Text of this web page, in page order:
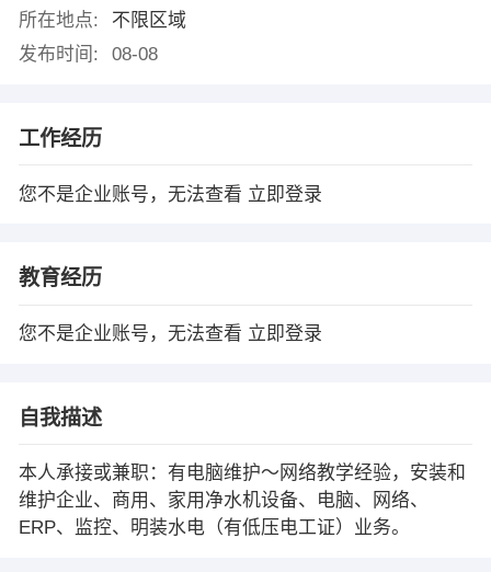
所在地点:
不限区域
发布时间:
08-08
工作经历
您不是企业账号，无法查看 立即登录
教育经历
您不是企业账号，无法查看 立即登录
自我描述
本人承接或兼职：有电脑维护～网络教学经验，安装和
维护企业、商用、家用净水机设备、电脑、网络、
ERP、监控、明装水电（有低压电工证）业务。